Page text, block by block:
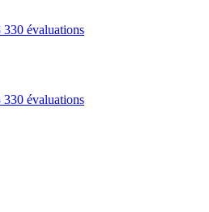
330 évaluations
330 évaluations